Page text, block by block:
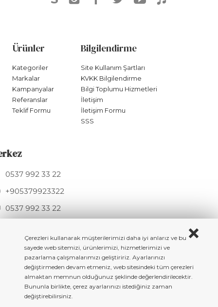
Çerezleri kullanarak müşterilerimizi daha iyi anlarız ve bu
sayede web sitemizi, ürünlerimizi, hizmetlerimizi ve
pazarlama çalışmalarımızı geliştiririz. Ayarlarınızı
değiştirmeden devam etmeniz, web sitesindeki tüm çerezleri
almaktan memnun olduğunuz şeklinde değerlendirilecektir.
Bununla birlikte, çerez ayarlarınızı istediğiniz zaman
değiştirebilirsiniz.
Ürünler
Kategoriler
Markalar
Kampanyalar
Referanslar
Teklif Formu
Bilgilendirme
Site Kullanım Şartları
KVKK Bilgilendirme
Bilgi Toplumu Hizmetleri
İletişim
İletişim Formu
SSS
0537 992 33 22
+905379923322
0537 992 33 22
Mesudiye Sk. 11A, 34275 Arnavutköy / İSTANBUL
Copyright © 2023 All rigth reserved. HKN Metal - Döküm Masa & Sandalye
Ayakları